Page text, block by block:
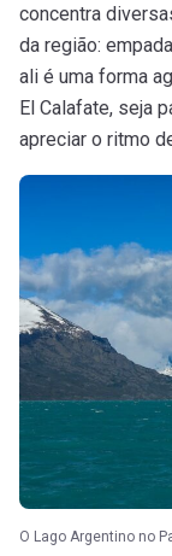
concentra
da região:
ali é uma forma
El Calafate, seja
apreciar o ritmo
O Lago Argentino no